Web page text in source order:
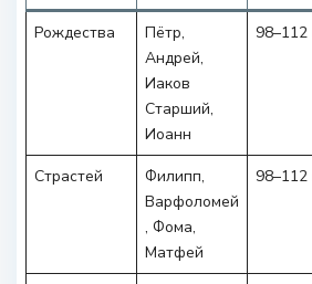
Рождества
Пётр,
Андрей,
Иаков
Старший,
Иоанн
98–112
Страстей
Филипп,
Варфоломей
, Фома,
Матфей
98–112